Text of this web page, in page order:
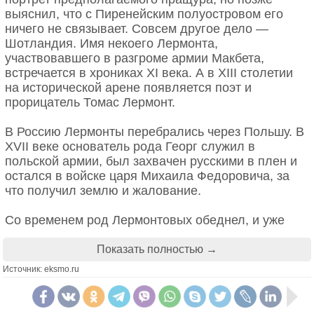
алфавита, чтобы слова писались так, как
слышатся. Так появился "алфавит Шоу", где,
например, слово fish можно было бы писать как
ghoti (gh как в enough, o как в women, ti как в
nation). Естественно, всерьёз это никто не
использовал — кроме как в шутках.
выяснил, что с Пиренейским полуостровом его
ничего не связывает. Совсем другое дело —
Шотландия. Имя некоего Лермонта,
участвовавшего в разгроме армии Макбета,
встречается в хрониках XI века. А в XIII столетии
на исторической арене появляется поэт и
прорицатель Томас Лермонт.
В Россию Лермонты перебрались через Польшу. В
XVII веке основатель рода Георг служил в
польской армии, был захвачен русскими в плен и
остался в войске царя Михаила Федоровича, за
что получил землю и жалование.
Со временем род Лермонтовых обеднел, и уже
неродовитых дворянах. Это приводило в ярость
его тещу, урожденную Столыпину,
материнской линии Михаил Лермонтов приходится
троюродным братом знаменитому реформатору
Показать полностью →
Источник: eksmo.ru